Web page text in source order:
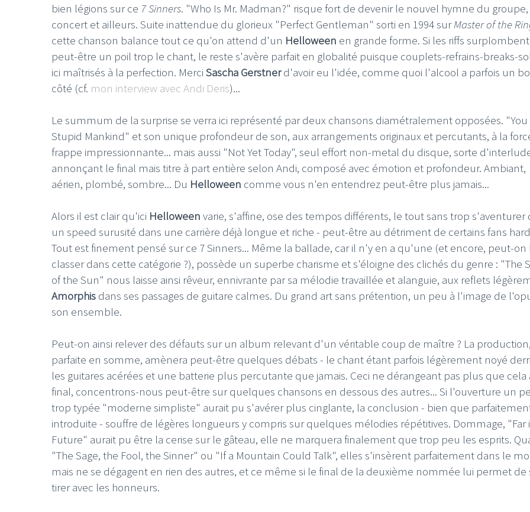
bien légions sur ce 7 Sinners. "Who Is Mr. Madman?" risque fort de devenir le nouvel hymne du groupe,
concert et ailleurs. Suite inattendue du glorieux "Perfect Gentleman" sorti en 1994 surMaster of the
cette chanson balance tout ce qu'on attend d'un Helloween en grande forme. Si les riffs surplombent
peut-être un poil trop le chant, le reste s'avère parfait en globalité puisque couplets-refrains-breaks-
ici maîtrisés à la perfection. Merci Sascha Gerstnerd'avoir eu l'idée, comme quoi l'alcool a parfois un
côté (cf. mon interview avec Andi Deris)...
Le summum de la surprise se verra ici représenté par deux chansons diamétralement opposées. "You
Stupid Mankind" et son unique profondeur de son, aux arrangements originaux et percutants, à la
frappe impressionnante... mais aussi "Not Yet Today", seul effort non-metal du disque, sorte
annonçant le final mais titre à part entière selon Andi, composé avec émotion et profondeur. Ambiant,
aérien, plombé, sombre... Du Helloween comme vous n'en entendrez peut-être plus jamais...
Alors il est clair qu'ici Helloween varie, s'affine, ose des tempos différents, le tout sans trop s'aventurer
un speed surusité dans une carrière déjà longue et riche - peut-être au détriment de certains fans
Tout est finement pensé sur ce 7 Sinners... Même la ballade, car il n'y en a qu'une (et encore, peut-on
classer dans cette catégorie ?), possède un superbe charisme et s'éloigne des clichés du genre : "The
of the Sun" nous laisse ainsi rêveur, ennivrante par sa mélodie travaillée et alanguie, aux reflets
Amorphis dans ses passages de guitare calmes. Du grand art sans prétention, un peu à l'image de
son ensemble.
Peut-on ainsi relever des défauts sur un album relevant d'un véritable coup de maître ? La production,
parfaite en somme, amènera peut-être quelques débats - le chant étant parfois légèrement noyé
les guitares acérées et une batterie plus percutante que jamais. Ceci ne dérangeant pas plus que cela
final, concentrons-nous peut-être sur quelques chansons en dessous des autres... Si l'ouverture un
trop typée "moderne simpliste" aurait pu s'avérer plus cinglante, la conclusion - bien que
introduite - souffre de légères longueurs y compris sur quelques mélodies répétitives. Dommage, "Far
Future" aurait pu être la cerise sur le gâteau, elle ne marquera finalement que trop peu les esprits.
"The Sage, the Fool, the Sinner" ou "If a Mountain Could Talk", elles s'insèrent parfaitement dans le
mais ne se dégagent en rien des autres, et ce même si le final de la deuxième nommée lui permet de
tirer avec les honneurs.
LE GROS RIFFIFI –
Christmas Riffifi 2025 !!!
LE GROS RIFFIFI
LE GROS RIFFIFI –
The Covers !!!